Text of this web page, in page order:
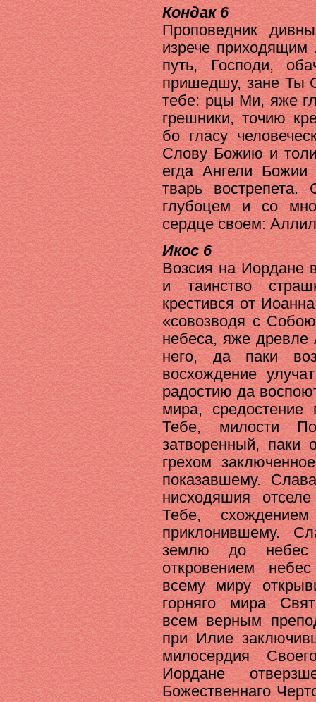
Кондак 6
Проповедник
изрече
путь, Господи,
пришедшу, зане Ты
тебе: рцы Ми, яже
грешники, точию
бо гласу
Слову Божию и
егда Ангели Божии
тварь
глубоцем и со
сердце своем:
Икос 6
Возсия на Иордане
и таинство
крестився от
«совозводя с
небеса, яже
него, да паки
восхождение
радостию да
мира,
Тебе, милости
затворенный, паки
грехом
показавшему.
нисходяшия
Тебе,
приклонившему.
землю до небес
откровением
всему миру
горняго мира
всем верным
при Илие
милосердия
Иордане
Божественнаго